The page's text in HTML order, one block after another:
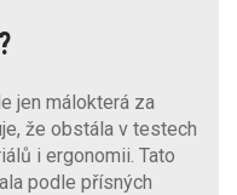
jen málokterá za
že obstála v testech
i ergonomii. Tato
podle přísných